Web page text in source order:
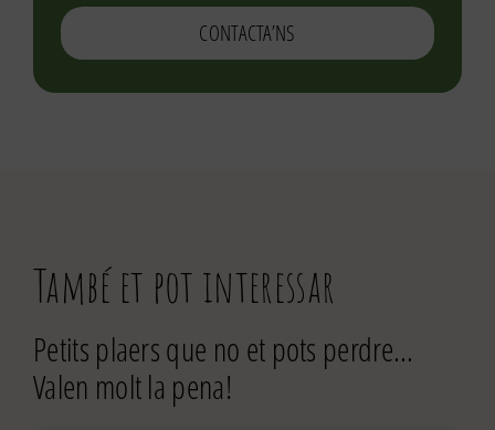
CONTACTA’NS
També et pot interessar
Petits plaers que no et pots perdre…
Valen molt la pena!